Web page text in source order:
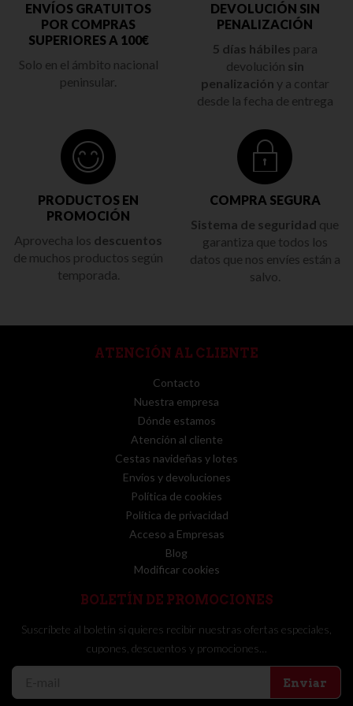
ENVÍOS GRATUITOS
POR COMPRAS
SUPERIORES A 100€
Solo en el ámbito nacional
peninsular.
DEVOLUCIÓN SIN
PENALIZACIÓN
5 días hábiles para
devolución sin
penalización y a contar
desde la fecha de entrega
PRODUCTOS EN
PROMOCIÓN
Aprovecha los descuentos
de muchos productos según
temporada.
COMPRA SEGURA
Sistema de seguridad que
garantiza que todos los
datos que nos envíes están a
salvo.
ATENCIÓN AL CLIENTE
Contacto
Nuestra empresa
Dónde estamos
Atención al cliente
Cestas navideñas y lotes
Envíos y devoluciones
Política de cookies
Política de privacidad
Acceso a Empresas
Blog
Modificar cookies
BOLETÍN DE PROMOCIONES
Suscríbete al boletín si quieres recibir nuestras ofertas especiales,
cupones, descuentos y promociones…
Enviar